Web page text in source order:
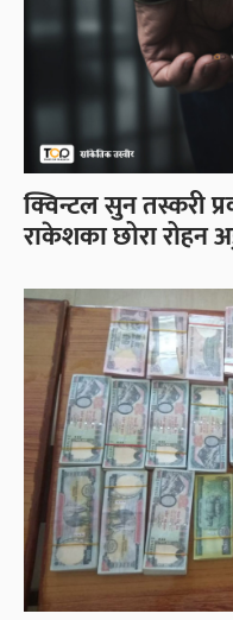
क्विन्टल सुन तस्करी
राकेशका छोरा रोहन